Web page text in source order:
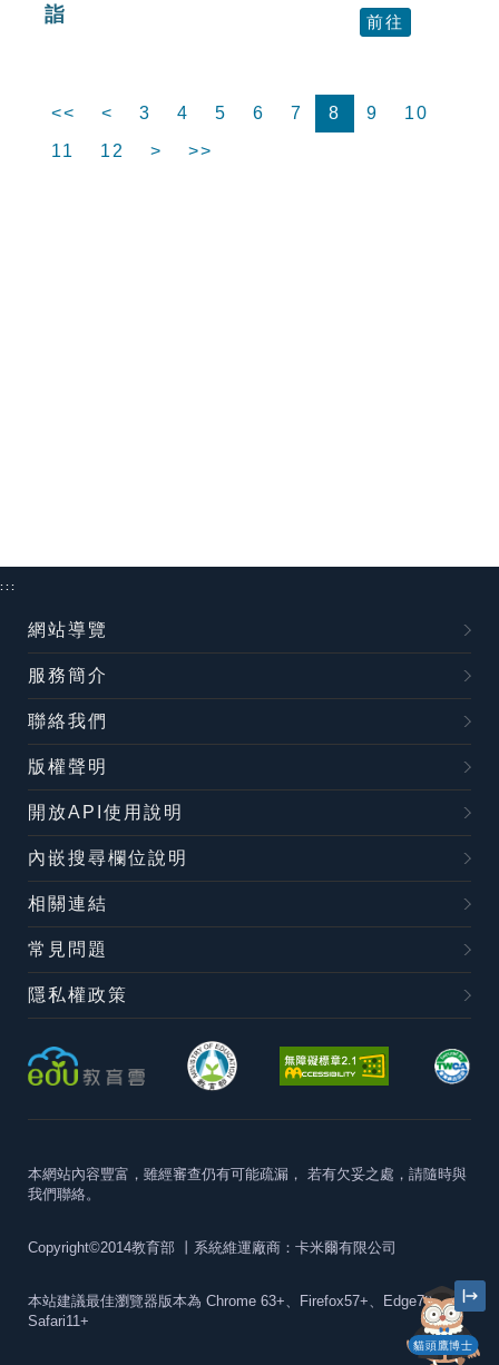
詣 前往
<< < 3 4 5 6 7 8 9
10
11
12 > >>
貓頭鷹博士
:::
網站導覽
服務簡介
聯絡我們
版權聲明
開放API使用說明
內嵌搜尋欄位說明
相關連結
常見問題
隱私權政策
本網站內容豐富，雖經審查仍有可能疏漏， 若有欠妥之處，請隨時與
我們聯絡。
Copyright©2014教育部 丨系統維運廠商：卡米爾有限公司
本站建議最佳瀏覽器版本為 Chrome 63+、Firefox57+、Edge79+及
Safari11+